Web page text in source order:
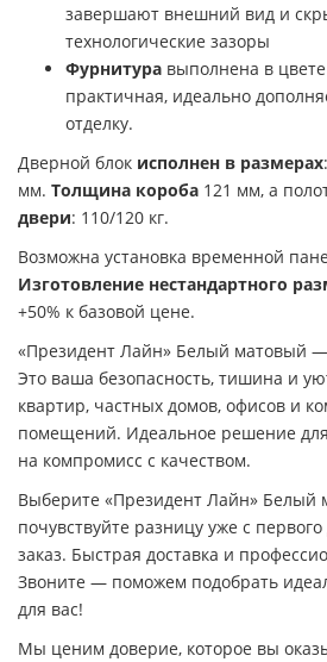
завершают внешний вид и
технологические зазоры
Фурнитура выполнена в
практичная, идеально
отделку.
Дверной блок исполнен в размерах
мм. Толщина короба 121 мм, а
двери: 110/120 кг.
Возможна установка временной
Изготовление нестандартного
+50% к базовой цене.
«Президент Лайн» Белый матовый —
Это ваша безопасность, тишина и
квартир, частных домов, офисов и
помещений. Идеальное решение для
на компромисс с качеством.
Выберите «Президент Лайн»
почувствуйте разницу уже с
заказ. Быстрая доставка и
Звоните — поможем подобрать
для вас!
Мы ценим доверие, которое вы